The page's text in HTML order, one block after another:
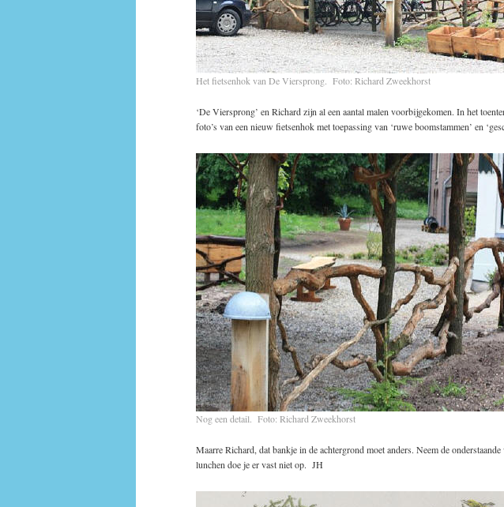
Het fietsenhok van De Viersprong. Foto: Richard Zweekhorst
‘De Viersprong’ en Richard zijn al een aantal malen voorbijgekomen. In het
foto’s van een nieuw fietsenhok met toepassing van ‘ruwe boomstammen’ en
Nog een detail. Foto: Richard Zweekhorst
Maarre Richard, dat bankje in de achtergrond moet anders. Neem de
lunchen doe je er vast niet op. JH